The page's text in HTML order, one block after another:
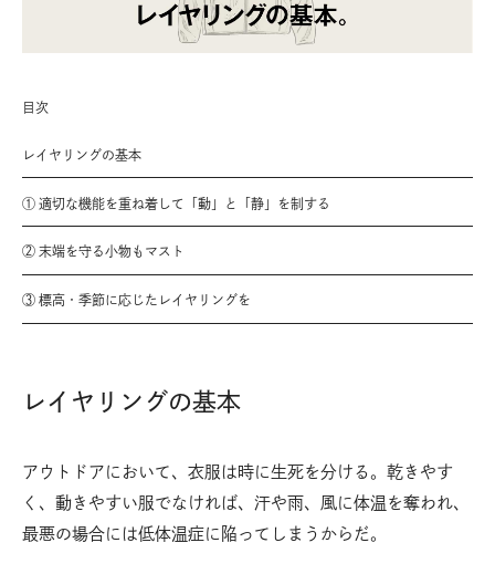
目次
レイヤリングの基本
① 適切な機能を重ね着して「動」と「静」を制する
② 末端を守る小物もマスト
③ 標高・季節に応じたレイヤリングを
レイヤリングの基本
アウトドアにおいて、衣服は時に生死を分ける。乾きやす
く、動きやすい服でなければ、汗や雨、風に体温を奪われ、
最悪の場合には低体温症に陥ってしまうからだ。